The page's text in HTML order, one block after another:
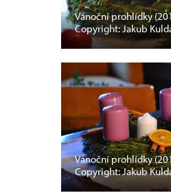
Vánoční prohlídky
Copyright: Jakub
Vánoční prohlídky
Copyright: Jakub